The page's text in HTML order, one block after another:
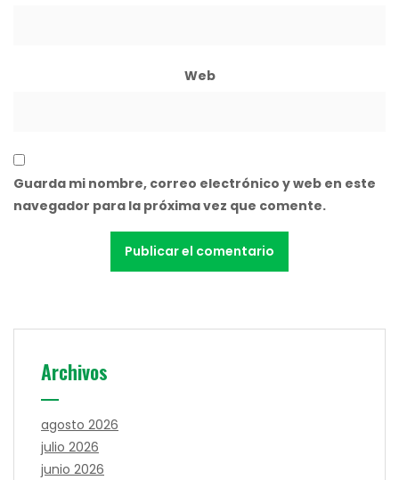
Web
Guarda mi nombre, correo electrónico y web en este
navegador para la próxima vez que comente.
Archivos
agosto 2026
julio 2026
junio 2026